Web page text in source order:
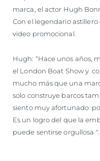
marca, el actor Hugh
Con el legendario
video promocional.
Hugh: “Hace unos años,
el London Boat Show y
mucho más que una
solo construye barcos
siento muy afortunado
Es un logro del que la
puede sentirse orgullosa ".